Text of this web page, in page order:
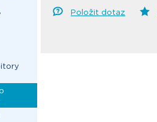
Položit dotaz